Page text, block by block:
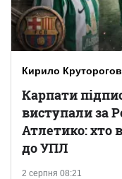
Кирило Круторогов
2 серпня 08:21
Карпати
виступали за
Атлетико: хто
до УПЛ